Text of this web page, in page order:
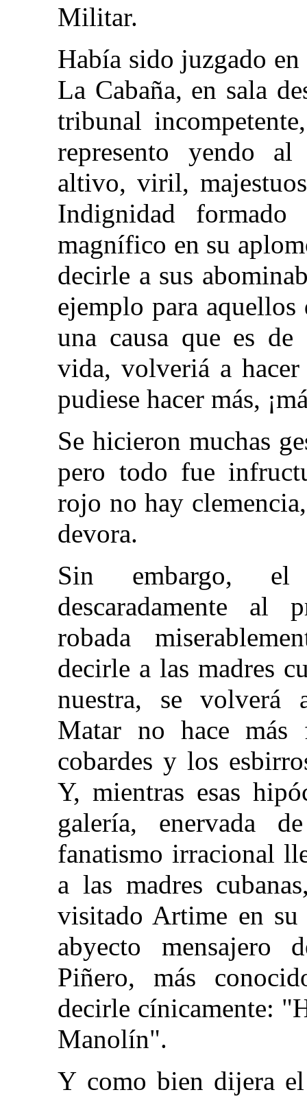
Militar.
Había sido juzgado
La Cabaña, en sala
tribunal
represento yendo
altivo, viril,
Indignidad formado
magnífico en su
decirle a sus
ejemplo para aquellos
una causa que es
vida, volveriá a
pudiese hacer más,
Se hicieron muchas
pero todo fue
rojo no hay
devora.
Sin embargo, el
descaradamente
robada
decirle a las madres
nuestra, se volverá
Matar no hace
cobardes y los
Y, mientras esas
galería, enervada
fanatismo irracional
a las madres
visitado Artime en su
abyecto mensajero
Piñero, más
decirle cínicamente:
Manolín".
Y como bien dijera